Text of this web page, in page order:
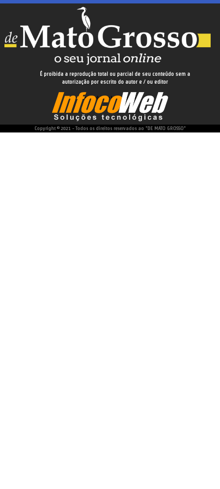
Prefeitura de Cuiabá divulga
Cuiabana
Prefeitura de Cuiabá – MT
WhatsApp
Twitter
É proibida a reprodução total ou parcial de seu conteúdo sem a
autorização por escrito do autor e / ou editor
desenvolvido e hospedado por
Copyright © 2021 - Todos os direitos reservados ao "DE MATO GROSSO"